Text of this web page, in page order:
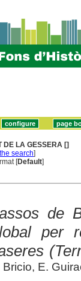
DE LA GESSERA []
search]
[Default]
de
per
E.